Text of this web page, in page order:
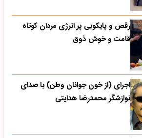
رقص و پایکوبی پر انرژی مردان کوتاه
قامت و خوش ذوق
اجرای (از خون جوانان وطن) با صدای
نوازشگر محمدرضا هدایتی